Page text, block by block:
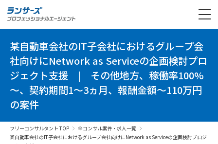
某自動車会社のIT子会社におけるグループ会
社向けにNetwork as Serviceの企画検討プロ
ジェクト支援 | その他地方、稼働率100%
～、契約期間1～3ヵ月、報酬金額～110万円
の案件
フリーコンサルタント TOP
全コンサル案件・求人一覧
某自動車会社のIT子会社におけるグループ会社向けにNetwork as Serviceの企画検討プロジ